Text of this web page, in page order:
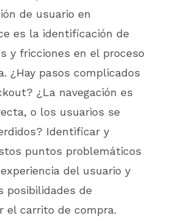
de usuario en
es la identificación de
y fricciones en el proceso
¿Hay pasos complicados
¿La navegación es
o los usuarios se
Identificar y
puntos problemáticos
del usuario y
posibilidades de
el carrito de compra.